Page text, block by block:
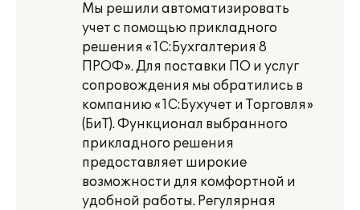
Мы решили автоматизировать
учет с помощью прикладного
решения «1С:Бухгалтерия 8
ПРОФ». Для поставки ПО и услуг
сопровождения мы обратились в
компанию «1С:Бухучет и Торговля»
(БиТ). Функционал выбранного
прикладного решения
предоставляет широкие
возможности для комфортной и
удобной работы. Регулярная